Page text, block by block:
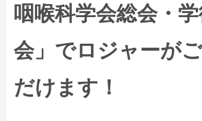
咽喉科学会総会・
会」でロジャーが
だけます！